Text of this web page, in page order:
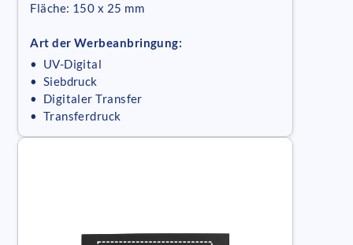
Fläche: 150 x 25 mm
Art der Werbeanbringung:
• UV-Digital
• Siebdruck
• Digitaler Transfer
• Transferdruck